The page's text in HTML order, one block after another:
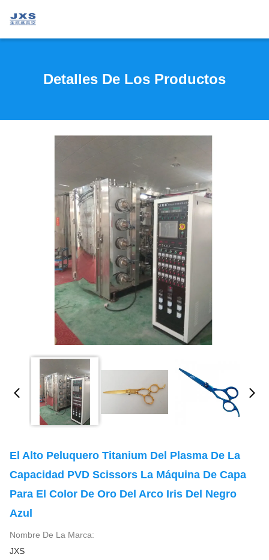
Detalles De Los Productos
El Alto Peluquero Titanium Del Plasma De La
Capacidad PVD Scissors La Máquina De Capa
Para El Color De Oro Del Arco Iris Del Negro
Azul
Nombre De La Marca:
JXS